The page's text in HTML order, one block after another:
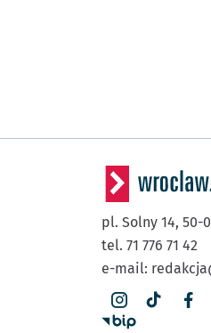
pl. Solny 14, 50-
tel. 71 776 71 42
e-mail: